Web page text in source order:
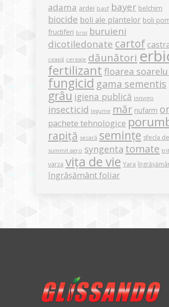
adama ardei basf bayer belchim
biocide boli ale plantelor boli
fructiferi bros buruieni
dicotiledonate cartof
ceapă cereale dăunători
fertilizant floarea
fungicid gama sementis
grâu igiena publică innvigo
insecticid legume măr nufarm
pachete tehnologice
rapiță secară semințe sfecla
summit agro syngenta tomate
varza vița de vie Yara
îngrășământ foliar